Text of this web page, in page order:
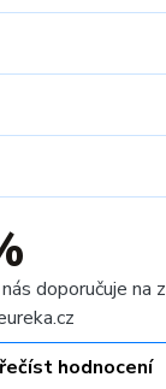
doporučuje na
hodnocení